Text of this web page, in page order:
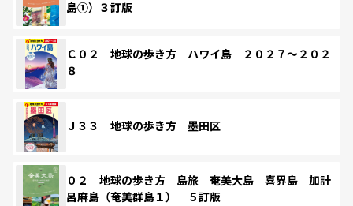
島①）３訂版
Ｃ０２ 地球の歩き方 ハワイ島 ２０２７～２０２
８
Ｊ３３ 地球の歩き方 墨田区
０２ 地球の歩き方 島旅 奄美大島 喜界島 加計
呂麻島（奄美群島１） ５訂版